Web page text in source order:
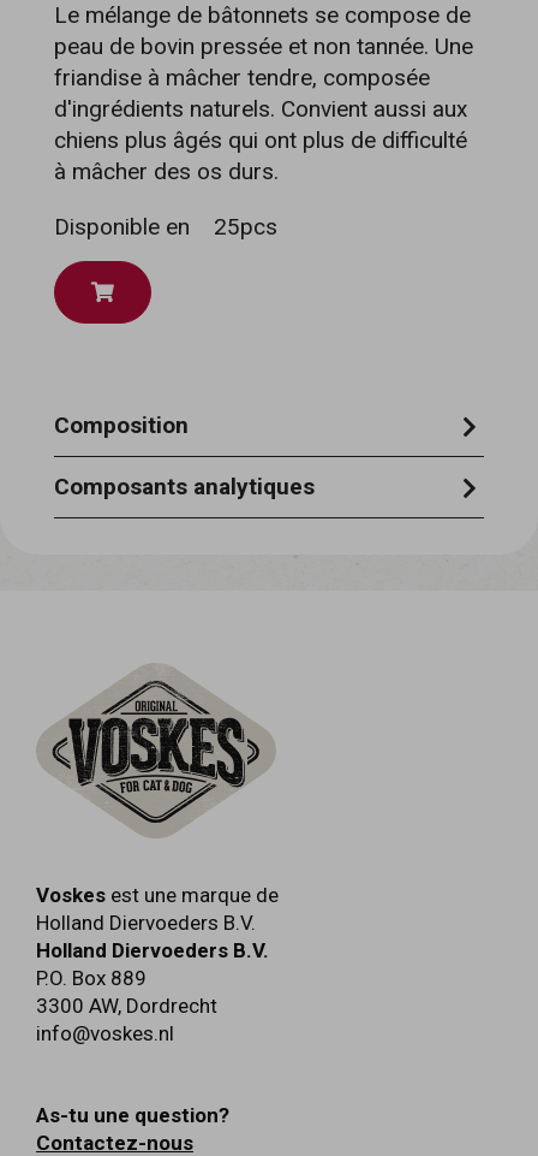
Le mélange de bâtonnets se compose de
peau de bovin pressée et non tannée. Une
friandise à mâcher tendre, composée
d'ingrédients naturels. Convient aussi aux
chiens plus âgés qui ont plus de difficulté
à mâcher des os durs.
Disponible en
25pcs
Composition
peau de bovins 95 %, farine 3 %, graisse 1
%, colorant 0,5 %
Composants analytiques
% - matières grasses brutes 3 % - fibres
Voskes est une marque de
Holland Diervoeders B.V.
Holland Diervoeders B.V.
P.O. Box 889
3300 AW, Dordrecht
info@voskes.nl
As-tu une question?
Contactez-nous